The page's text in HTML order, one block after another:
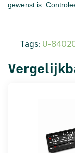
gewenst is.
Tags: U-